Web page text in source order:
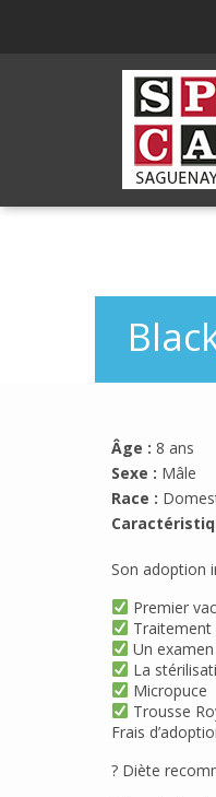
Âge : 8 ans
Sexe : Mâle
Race :
Son adoption
Premier
Traitement
Un
La
Micropuce
Trousse
Frais
? Diète